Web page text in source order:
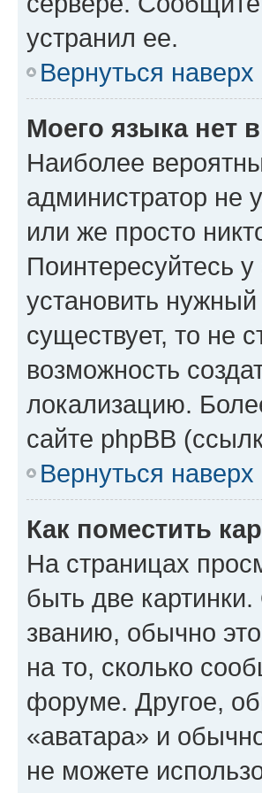
устранил ее.
Вернуться наверх
Моего языка нет
Наиболее
администратор не
или же просто
Поинтересуйтесь
установить
существует, то не
возможность
локализацию.
сайте phpBB
Вернуться наверх
Как поместить
На страницах
быть две
званию, обычно
на то, сколько
форуме. Другое,
«аватара» и
не можете